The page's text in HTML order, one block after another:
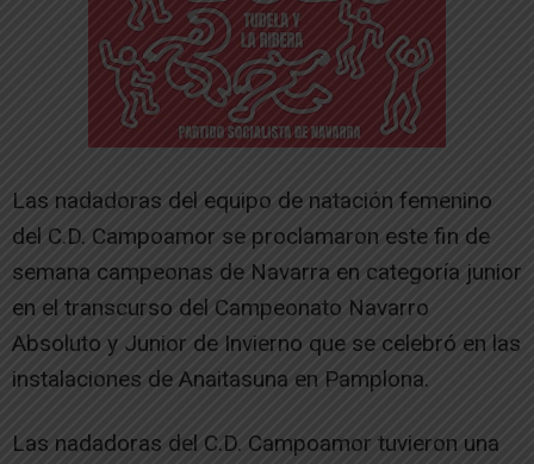
Las nadadoras del equipo de natación femenino
del C.D. Campoamor se proclamaron este fin de
semana campeonas de Navarra en categoría junior
en el transcurso del Campeonato Navarro
Absoluto y Junior de Invierno que se celebró en las
instalaciones de Anaitasuna en Pamplona.
Las nadadoras del C.D. Campoamor tuvieron una